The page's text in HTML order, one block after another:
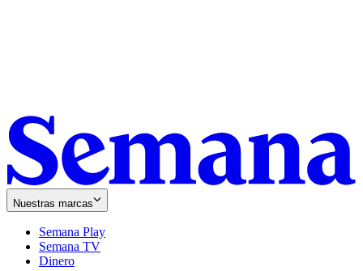
Nuestras marcas
Semana Play
Semana TV
Dinero